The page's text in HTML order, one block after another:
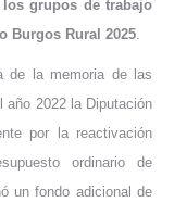
grupos de trabajo
Burgos Rural 2025.
de la memoria de las
año 2022 la Diputación
por la reactivación
ordinario de
un fondo adicional de